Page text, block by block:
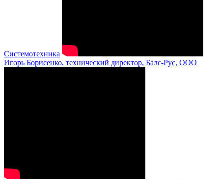
Системотехника
Игорь Борисенко, технический директор, Балс-Рус, ООО